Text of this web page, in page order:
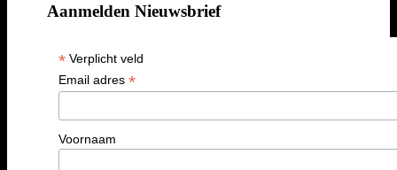
Aanmelden Nieuwsbrief
*Verplicht veld
Email adres *
Voornaam